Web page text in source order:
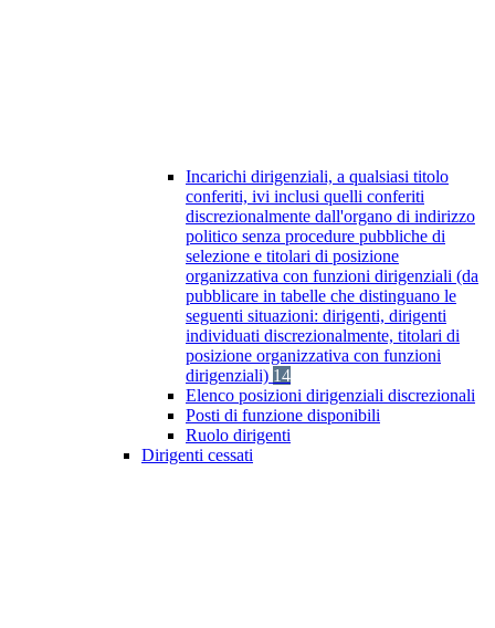
Incarichi dirigenziali, a qualsiasi titolo
conferiti, ivi inclusi quelli conferiti
discrezionalmente dall'organo di indirizzo
politico senza procedure pubbliche di
selezione e titolari di posizione
organizzativa con funzioni dirigenziali (da
pubblicare in tabelle che distinguano le
seguenti situazioni: dirigenti, dirigenti
individuati discrezionalmente, titolari di
posizione organizzativa con funzioni
dirigenziali) 14
Elenco posizioni dirigenziali discrezionali
Posti di funzione disponibili
Ruolo dirigenti
Dirigenti cessati